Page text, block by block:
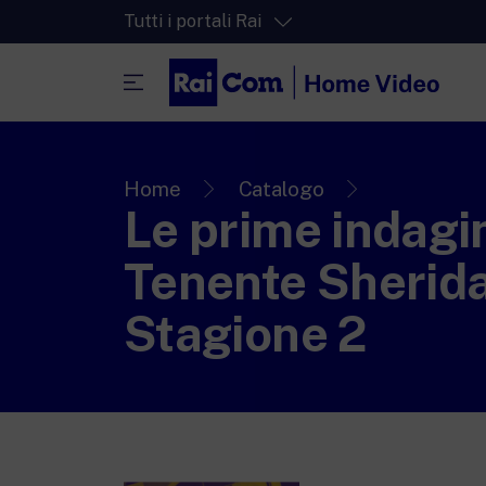
Tutti i portali Rai
La piattaforma di streaming video per
La piattaforma digitale dei canali Radio
RaiPlay Sound
Lo spazio sicuro ricco di cartoni animati
più piccoli.
RaiPlay YoYo
Home Catalogo
Le prime
Tenente
Stagione 2